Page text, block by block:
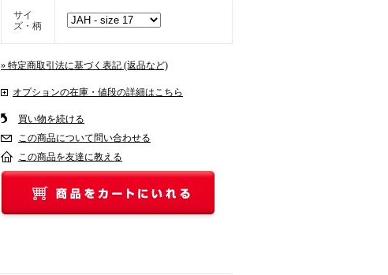
サイ
ズ・柄
» 特定商取引法に基づく表記 (返品など)
オプションの在庫・値段の詳細はこちら
買い物を続ける
この商品について問い合わせる
この商品を友達に教える